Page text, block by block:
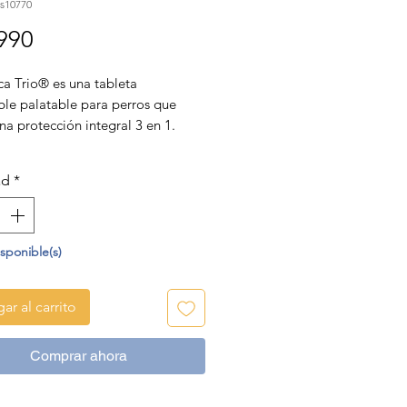
Trio® es una tableta
palatable para perros que
protección integral 3 en 1.
corazón y trata y controla
gastrointestinales como
y anquilostomas. Todo en un
bocado mensual.
*
al carrito
Comprar ahora